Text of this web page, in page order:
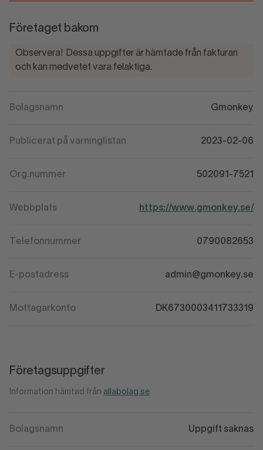
Företaget bakom
Observera! Dessa uppgifter är hämtade från fakturan
och kan medvetet vara felaktiga.
Bolagsnamn Gmonkey
Publicerat på varninglistan 2023-02-06
Org.nummer 502091-7521
Webbplats https://www.gmonkey.se/
Telefonnummer 0790082653
E-postadress admin@gmonkey.se
Mottagarkonto DK6730003411733319
Företagsuppgifter
Information hämtad från allabolag.se
Bolagsnamn Uppgift saknas